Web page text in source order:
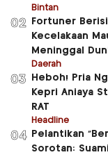
Bintan
02
Fortuner
Kecelakaan
Meninggal
Daerah
03
Heboh! Pria
Kepri Aniaya
RAT
Headline
04
Pelantikan
Sorotan: